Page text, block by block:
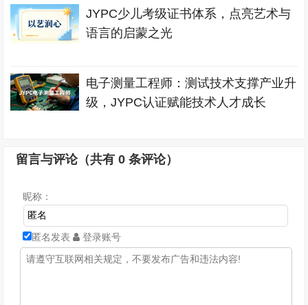
JYPC少儿考级证书体系，点亮艺术与
语言的启蒙之光
电子测量工程师：测试技术支撑产业升
级，JYPC认证赋能技术人才成长
留言与评论（共有0 条评论）
昵称：
匿名发表 登录账号